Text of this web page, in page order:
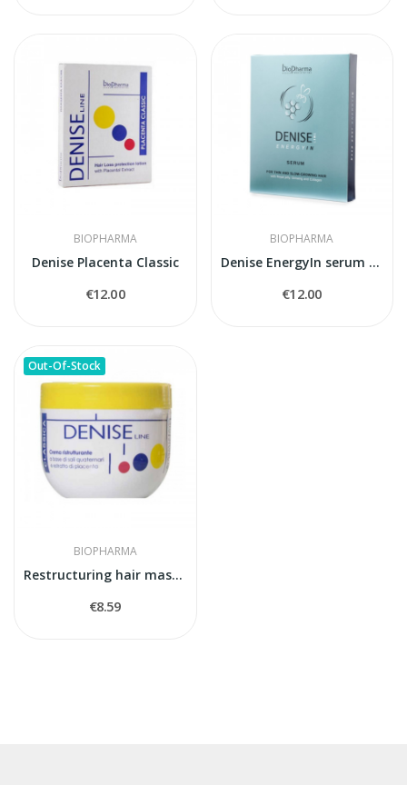
BIOPHARMA
Denise Placenta Classic
€12.00
BIOPHARMA
Denise EnergyIn serum for thin hairs
€12.00
Out-Of-Stock
BIOPHARMA
Restructuring hair mask Denise Classica
€8.59